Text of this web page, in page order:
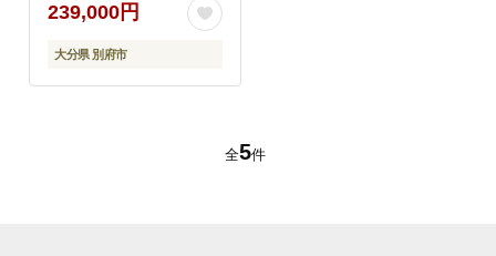
239,000円
大分県 別府市
全5件